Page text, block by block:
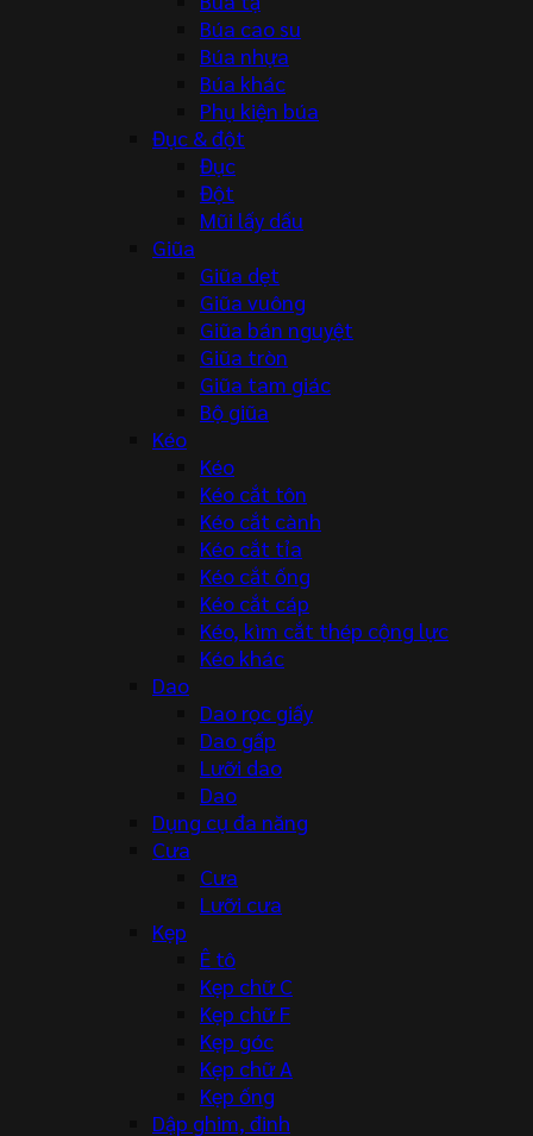
Búa cao su
Búa nhựa
Búa khác
Phụ kiện búa
Đục & đột
Đục
Đột
Mũi lấy dấu
Giũa
Giũa dẹt
Giũa vuông
Giũa bán nguyệt
Giũa tròn
Giũa tam giác
Bộ giũa
Kéo
Kéo
Kéo cắt tôn
Kéo cắt cành
Kéo cắt tỉa
Kéo cắt ống
Kéo cắt cáp
Kéo, kìm cắt thép cộng lực
Kéo khác
Dao
Dao rọc giấy
Dao gấp
Lưỡi dao
Dao
Dụng cụ đa năng
Cưa
Cưa
Lưỡi cưa
Kẹp
Ê tô
Kẹp chữ C
Kẹp chữ F
Kẹp góc
Kẹp chữ A
Kẹp ống
Dập ghim, đinh